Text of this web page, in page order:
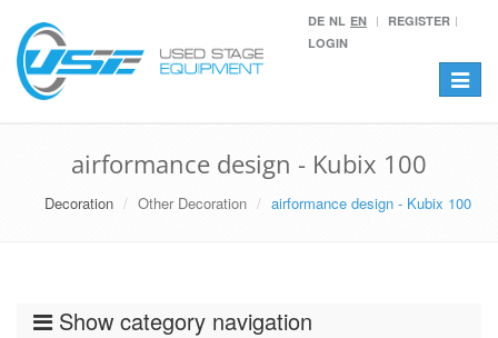
DE NL EN
REGISTER
LOGIN
Toggle
airformance design - Kubix 100
Decoration Other Decoration airformance design - Kubix 100
Show category navigation